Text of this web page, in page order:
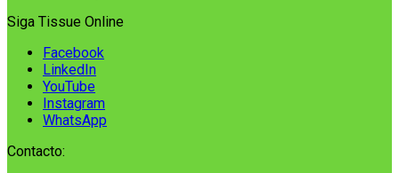
Siga Tissue Online
Facebook
LinkedIn
YouTube
Instagram
WhatsApp
Contacto: